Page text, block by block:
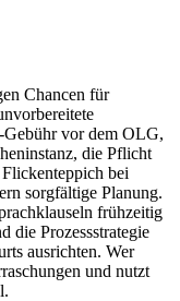
Chancen für
Gebühr vor dem OLG,
die Pflicht
bei
sorgfältige Planung.
frühzeitig
die Prozessstrategie
ausrichten. Wer
und nutzt